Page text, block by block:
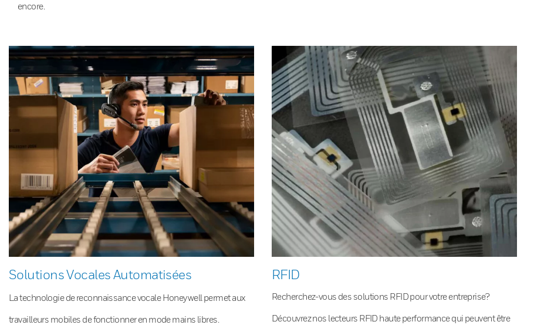
encore.
Solutions Vocales Automatisées
La technologie de reconnaissance vocale Honeywell permet aux
travailleurs mobiles de fonctionner en mode mains libres.
RFID
Recherchez-vous des solutions RFID pour votre entreprise?
Découvrez nos lecteurs RFID haute performance qui peuvent être